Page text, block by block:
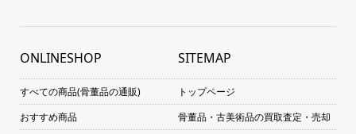
ONLINESHOP
すべての商品(骨董品の通販)
おすすめ商品
SITEMAP
トップページ
骨董品・古美術品の買取査定・売却